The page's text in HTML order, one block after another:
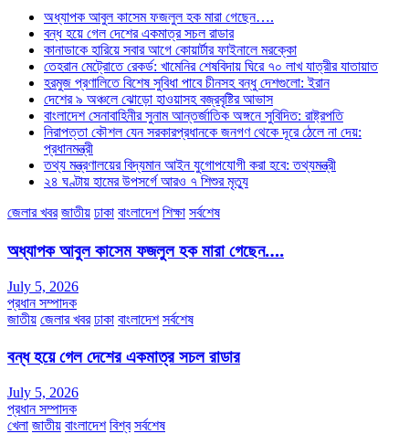
অধ্যাপক আবুল কাসেম ফজলুল হক মারা গেছেন….
বন্ধ হয়ে গেল দেশের একমাত্র সচল রাডার
কানাডাকে হারিয়ে সবার আগে কোয়ার্টার ফাইনালে মরক্কো
তেহরান মেট্রোতে রেকর্ড: খামেনির শেষবিদায় ঘিরে ৭০ লাখ যাত্রীর যাতায়াত
হরমুজ প্রণালিতে বিশেষ সুবিধা পাবে চীনসহ বন্ধু দেশগুলো: ইরান
দেশের ৯ অঞ্চলে ঝোড়ো হাওয়াসহ বজ্রবৃষ্টির আভাস
বাংলাদেশ সেনাবাহিনীর সুনাম আন্তর্জাতিক অঙ্গনে সুবিদিত: রাষ্ট্রপতি
নিরাপত্তা কৌশল যেন সরকারপ্রধানকে জনগণ থেকে দূরে ঠেলে না দেয়:
প্রধানমন্ত্রী
তথ্য মন্ত্রণালয়ের বিদ্যমান আইন যুগোপযোগী করা হবে: তথ্যমন্ত্রী
২৪ ঘণ্টায় হামের উপসর্গে আরও ৭ শিশুর মৃত্যু
জেলার খবর জাতীয় ঢাকা বাংলাদেশ শিক্ষা সর্বশেষ
অধ্যাপক আবুল কাসেম ফজলুল হক মারা গেছেন….
July 5, 2026
প্রধান সম্পাদক
জাতীয় জেলার খবর ঢাকা বাংলাদেশ সর্বশেষ
বন্ধ হয়ে গেল দেশের একমাত্র সচল রাডার
July 5, 2026
প্রধান সম্পাদক
খেলা জাতীয় বাংলাদেশ বিশ্ব সর্বশেষ